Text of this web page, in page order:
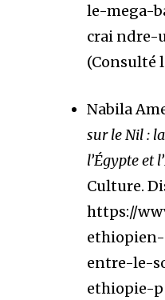
le-mega-
crai ndre-
(Consulté
Nabila
sur le Nil :
l’Égypte et
Culture.
https://
entre-le-
ethiopie-